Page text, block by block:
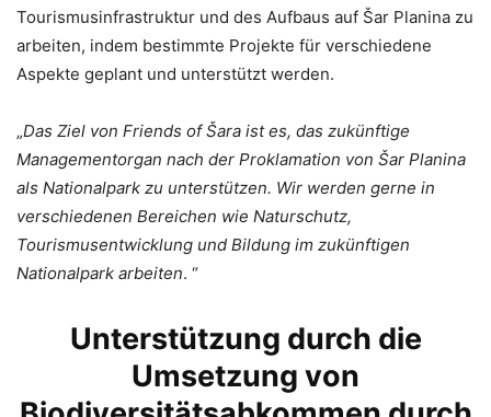
Tourismusinfrastruktur und des Aufbaus auf Šar Planina zu
arbeiten, indem bestimmte Projekte für verschiedene
Aspekte geplant und unterstützt werden.
„Das Ziel von Friends of Šara ist es, das zukünftige
Managementorgan nach der Proklamation von Šar Planina
als Nationalpark zu unterstützen. Wir werden gerne in
verschiedenen Bereichen wie Naturschutz,
Tourismusentwicklung und Bildung im zukünftigen
Nationalpark arbeiten. “
Unterstützung durch die
Umsetzung von